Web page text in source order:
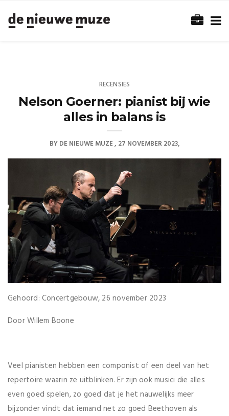
RECENSIES
Nelson Goerner: pianist bij wie
alles in balans is
BYDE NIEUWE MUZE 27 NOVEMBER 2023
Gehoord: Concertgebouw, 26 november 2023
Door Willem Boone
Veel pianisten hebben een componist of een deel van het
repertoire waarin ze uitblinken. Er zijn ook musici die alles
even goed spelen, zo goed dat je het nauwelijks meer
bijzonder vindt dat iemand net zo goed Beethoven als